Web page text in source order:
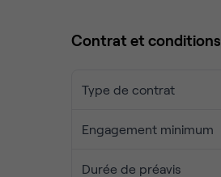
Contrat et conditions
Type de contrat
Engagement minimum
Durée de préavis